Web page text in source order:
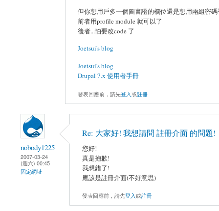
但你想用戶多一個圖書證的欄位還是想用兩組密碼
前者用profile module 就可以了
後者...怕要改code 了
Joetsui's blog
Joetsui's blog
Drupal 7.x 使用者手冊
發表回應前，請先登入或註冊
nobody1225
2007-03-24
(週六) 00:45
固定網址
Re: 大家好! 我想請問 註冊介面 的問題!
您好!
真是抱歉!
我想錯了!
應該是註冊介面(不好意思)
發表回應前，請先登入或註冊